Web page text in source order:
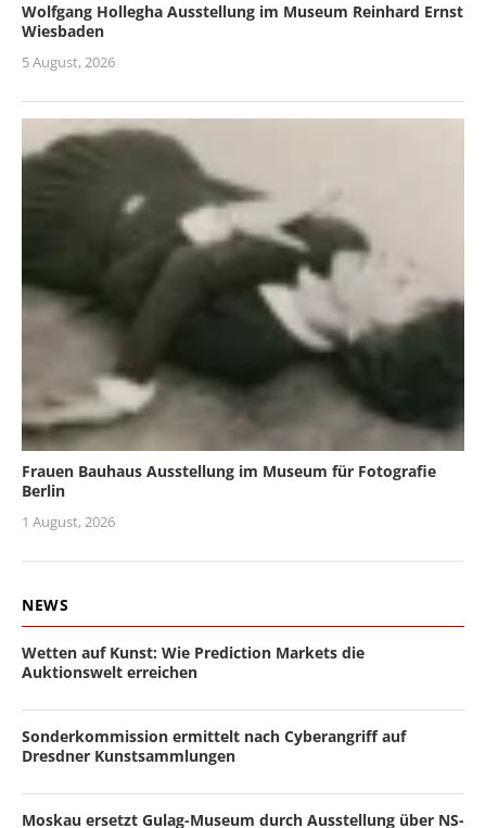
Wolfgang Hollegha Ausstellung im Museum Reinhard Ernst
Wiesbaden
5 August, 2026
Frauen Bauhaus Ausstellung im Museum für Fotografie
Berlin
1 August, 2026
NEWS
Wetten auf Kunst: Wie Prediction Markets die
Auktionswelt erreichen
Sonderkommission ermittelt nach Cyberangriff auf
Dresdner Kunstsammlungen
Moskau ersetzt Gulag-Museum durch Ausstellung über NS-